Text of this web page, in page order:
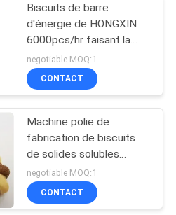
Biscuits de barre
d'énergie de HONGXIN
6000pcs/hr faisant la
machine
negotiable MOQ:1
CONTACT
Machine polie de
fabrication de biscuits
de solides solubles
3000w pour l'industrie
alimentaire
negotiable MOQ:1
CONTACT